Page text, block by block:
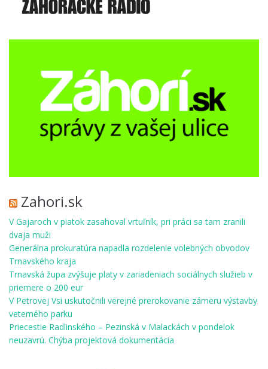
Zahori.sk
V Gajaroch v piatok zasahoval vrtuľník, pri práci sa tam zranili
dvaja muži
Generálna prokuratúra napadla rozdelenie volebných obvodov
Trnavského kraja
Trnavská župa zvýšuje platy v zariadeniach sociálnych služieb v
priemere o 200 eur
V Petrovej Vsi uskutočnili verejné prerokovanie zámeru výstavby
veterného parku
Priecestie Radlinského – Pezinská v Malackách v pondelok
neuzavrú. Chýba projektová dokumentácia